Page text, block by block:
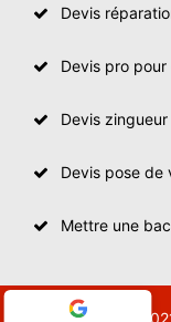
Devis
Devis pro
Devis
Devis pose de
Mettre une
©